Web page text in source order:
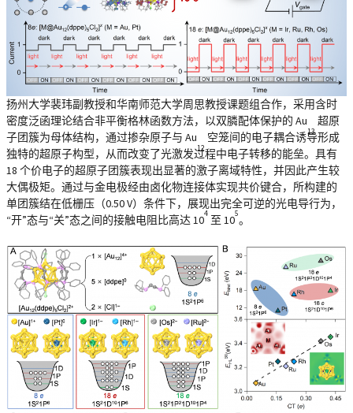
扬州大学裴玮副教授和华南师范大学周思教授课题组合作，采用含时
密度泛函理论结合非平衡格林函数方法，以双膦配体保护的 Au
13
超原
子团簇为母体结构，通过掺杂原子与 Au
12
空笼间的电子耦合诱导形成
独特的超原子构型，从而改变了光激发过程中电子转移的能垒。具有
18 个价电子的超原子团簇表现出显著的激子离域特性，并因此产生较
大偶极矩。通过与金电极经由卤化物连接体实现共价键合，所构建的
单团簇结在低栅压（0.50 V）条件下，展现出完全可逆的光电导行为，
“开”态与“关”态之间的接触电阻比高达 10
4
至 10
5
。